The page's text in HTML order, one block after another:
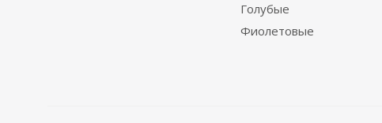
Голубые
Фиолетовые